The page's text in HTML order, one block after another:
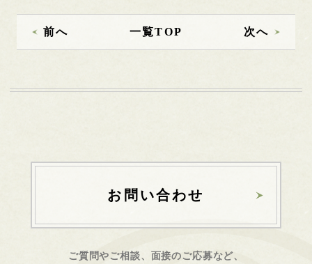
前へ 一覧TOP 次へ
お問い合わせ
ご質問やご相談、面接のご応募など、